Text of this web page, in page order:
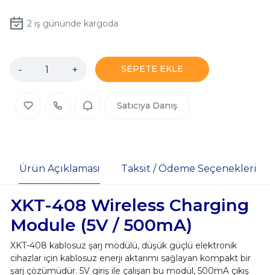
2iş gününde kargoda
- + SEPETE EKLE
Satıcıya Danış
Ürün Açıklaması Taksit / Ödeme Seçenekleri
XKT-408 Wireless Charging
Module (5V / 500mA)
XKT-408 kablosuz şarj modülü, düşük güçlü elektronik
cihazlar için kablosuz enerji aktarımı sağlayan kompakt bir
şarj çözümüdür. 5V giriş ile çalışan bu modül, 500mA çıkış